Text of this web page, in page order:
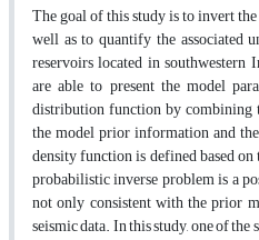
The goal of this study is to invert
well as to quantify the associated
reservoirs located in
are able to present the model
distribution function by
the model prior information and
density function is defined based
probabilistic inverse problem is a
not only consistent with the prior
seismic data. In this study, one of